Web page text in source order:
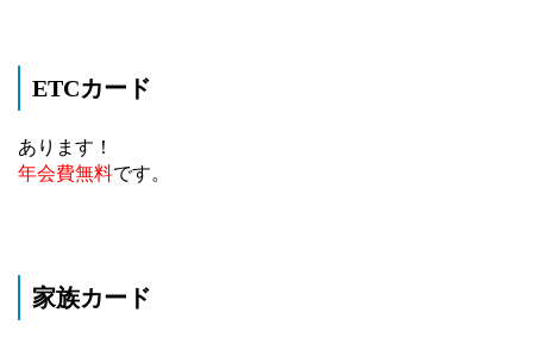
ETCカード
あります！
年会費無料です。
家族カード